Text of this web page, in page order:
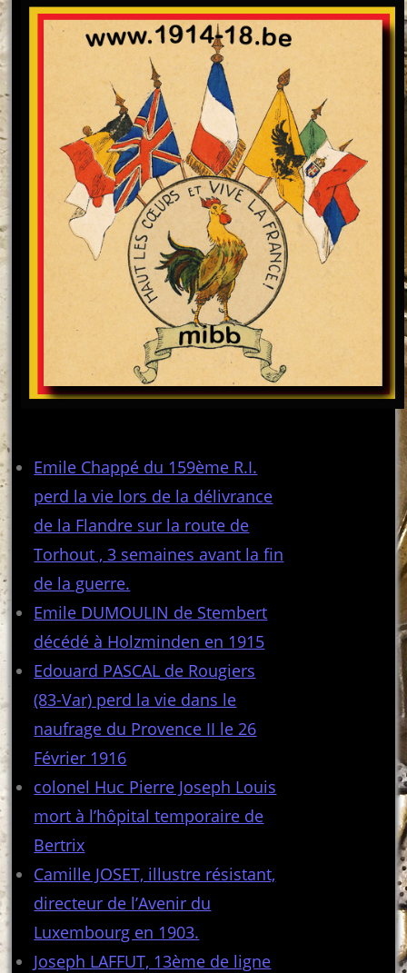
Emile Chappé du 159ème R.I.
perd la vie lors de la délivrance
de la Flandre sur la route de
Torhout , 3 semaines avant la fin
de la guerre.
Emile DUMOULIN de Stembert
décédé à Holzminden en 1915
Edouard PASCAL de Rougiers
(83-Var) perd la vie dans le
naufrage du Provence II le 26
Février 1916
colonel Huc Pierre Joseph Louis
mort à l’hôpital temporaire de
Bertrix
Camille JOSET, illustre résistant,
directeur de l’Avenir du
Luxembourg en 1903.
Joseph LAFFUT, 13ème de ligne